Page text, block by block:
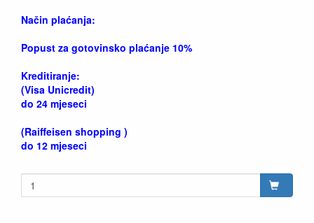
Način plaćanja:
Popust za gotovinsko plaćanje 10%
Kreditiranje:
(Visa Unicredit)
do 24 mjeseci
(Raiffeisen shopping )
do 12 mjeseci